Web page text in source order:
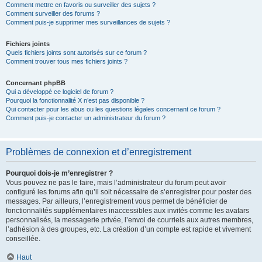
Comment mettre en favoris ou surveiller des sujets ?
Comment surveiller des forums ?
Comment puis-je supprimer mes surveillances de sujets ?
Fichiers joints
Quels fichiers joints sont autorisés sur ce forum ?
Comment trouver tous mes fichiers joints ?
Concernant phpBB
Qui a développé ce logiciel de forum ?
Pourquoi la fonctionnalité X n’est pas disponible ?
Qui contacter pour les abus ou les questions légales concernant ce forum ?
Comment puis-je contacter un administrateur du forum ?
Problèmes de connexion et d’enregistrement
Pourquoi dois-je m’enregistrer ?
Vous pouvez ne pas le faire, mais l’administrateur du forum peut avoir
configuré les forums afin qu’il soit nécessaire de s’enregistrer pour poster des
messages. Par ailleurs, l’enregistrement vous permet de bénéficier de
fonctionnalités supplémentaires inaccessibles aux invités comme les avatars
personnalisés, la messagerie privée, l’envoi de courriels aux autres membres,
l’adhésion à des groupes, etc. La création d’un compte est rapide et vivement
conseillée.
Haut